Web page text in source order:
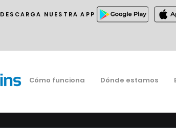
DESCARGA NUESTRA APP
Cómo funciona Dónde estamos